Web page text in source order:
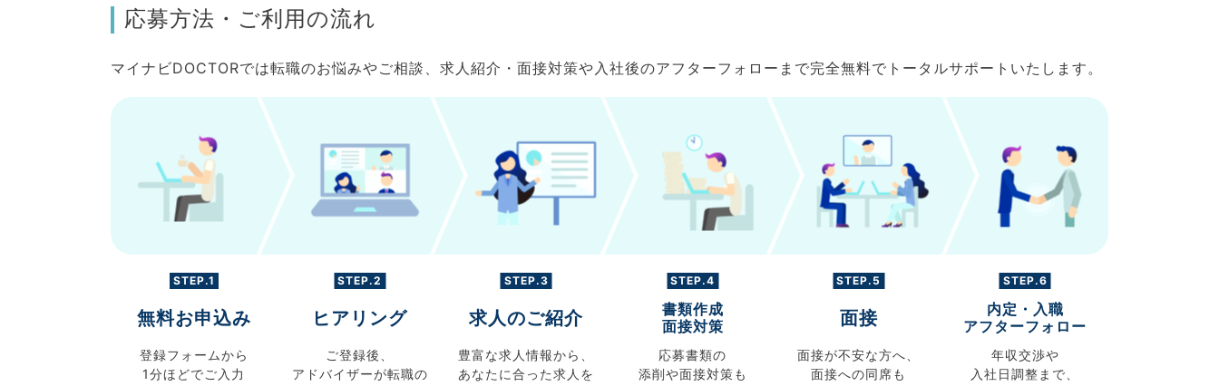
応募方法・ご利用の流れ
マイナビDOCTORでは転職のお悩みやご相談、求人紹介・面接対策や入社後のアフターフォローまで完全無料でトータルサポートいたします。
STEP.1
無料お申込み
登録フォームから
1分ほどでご入力
STEP.2
ヒアリング
ご登録後、
アドバイザーが転職の
STEP.3
求人のご紹介
豊富な求人情報から、
あなたに合った求人を
STEP.4
書類作成
面接対策
応募書類の
添削や面接対策も
STEP.5
面接
面接が不安な方へ、
面接への同席も
STEP.6
内定・入職
アフターフォロー
年収交渉や
入社日調整まで、